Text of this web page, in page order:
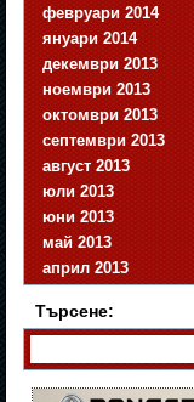
февруари 2014
януари 2014
декември 2013
ноември 2013
октомври 2013
септември 2013
август 2013
юли 2013
юни 2013
май 2013
април 2013
Търсене: